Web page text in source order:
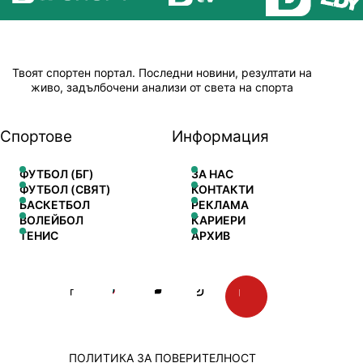
Твоят спортен портал. Последни новини, резултати на
живо, задълбочени анализи от света на спорта
Спортове
ФУТБОЛ (БГ)
ФУТБОЛ (СВЯТ)
БАСКЕТБОЛ
ВОЛЕЙБОЛ
ТЕНИС
Информация
ЗА НАС
КОНТАКТИ
РЕКЛАМА
КАРИЕРИ
АРХИВ
ПОЛИТИКА ЗА ПОВЕРИТЕЛНОСТ